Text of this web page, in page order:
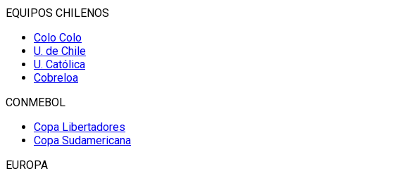
EQUIPOS CHILENOS
Colo Colo
U. de Chile
U. Católica
Cobreloa
CONMEBOL
Copa Libertadores
Copa Sudamericana
EUROPA